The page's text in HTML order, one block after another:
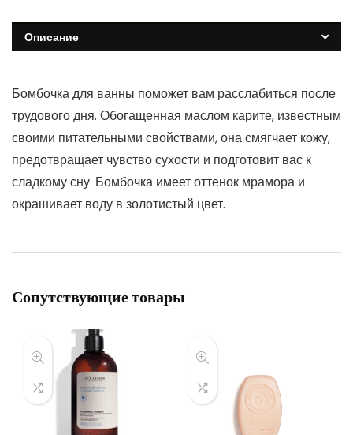
Описание
Бомбочка для ванны поможет вам расслабиться после
трудового дня. Обогащенная маслом карите, известным
своими питательными свойствами, она смягчает кожу,
предотвращает чувство сухости и подготовит вас к
сладкому сну. Бомбочка имеет оттенок мрамора и
окрашивает воду в золотистый цвет.
Сопутствующие товары